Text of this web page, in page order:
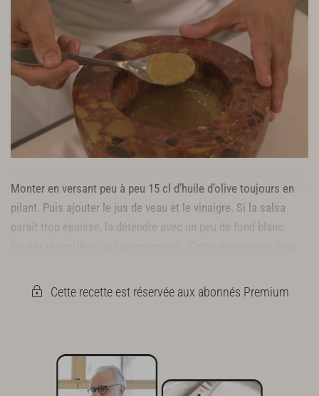
Monter en versant peu à peu 15 cl d’huile d’olive toujours en
pilant. Puis ajouter le jus de veau et le vinaigre. Si la salsa
paraît trop épaisse, la détendre avec un peu de fond blanc.
Cette recette est réservée aux abonnés Premium